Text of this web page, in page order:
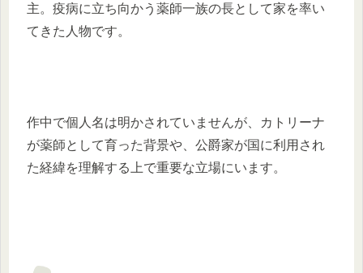
主。疫病に立ち向かう薬師一族の長として家を率い
てきた人物です。
作中で個人名は明かされていませんが、カトリーナ
が薬師として育った背景や、公爵家が国に利用され
た経緯を理解する上で重要な立場にいます。